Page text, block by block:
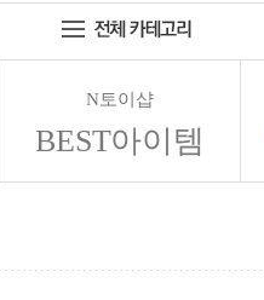
N토이샵
BEST아이템